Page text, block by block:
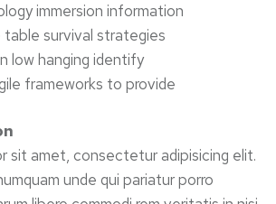
immersion information
survival strategies
low hanging identify
frameworks to provide
sit amet, consectetur adipisicing elit.
unde qui pariatur porro